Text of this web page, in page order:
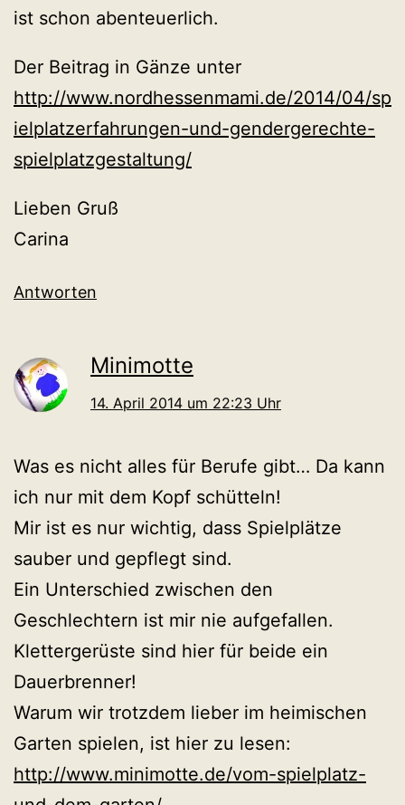
ist schon abenteuerlich.
Der Beitrag in Gänze unter
http://www.nordhessenmami.de/2014/04/sp
ielplatzerfahrungen-und-gendergerechte-
spielplatzgestaltung/
Lieben Gruß
Carina
Antworten
Minimotte
14. April 2014 um 22:23 Uhr
Was es nicht alles für Berufe gibt… Da kann
ich nur mit dem Kopf schütteln!
Mir ist es nur wichtig, dass Spielplätze
sauber und gepflegt sind.
Ein Unterschied zwischen den
Geschlechtern ist mir nie aufgefallen.
Klettergerüste sind hier für beide ein
Dauerbrenner!
Warum wir trotzdem lieber im heimischen
Garten spielen, ist hier zu lesen:
http://www.minimotte.de/vom-spielplatz-